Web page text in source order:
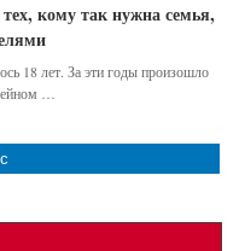
кому так нужна семья,
18 лет. За эти годы произошло
…